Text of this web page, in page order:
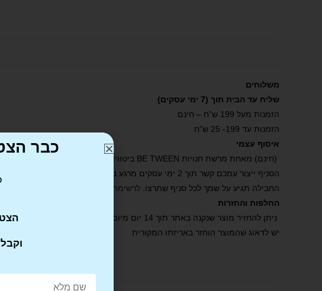
משלוחים
שליח עד הבית תוך (7 ימי עסקים)
הזמנות מעל 199 ש”ח – חינם
הזמנות עד 199- 25 ש”ח
איסוף עצמי
(חינם) מאחת מרשת חנויות BE TWEEN ביטווין .
הסניף ייצור עמכם קשר תוך 2 ימי עסקים מרגע ביצוע ההזמנה באתר ואישורה.
החבילה תגיע על שמך לכל סניף שתרצו. לרשימת הסניפים שלנו
החלפות והחזרות
ניתן להחזיר מוצר שנקנה באתר תוך 14 יום מיום קבלת הפריט.
יש לדאוג שהמוצר הוחזר באריזתו המקורית
כבר
וקבל/י